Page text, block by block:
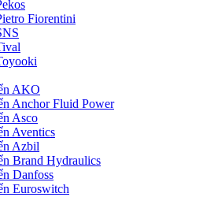
Fiorentini
AKO
Anchor Fluid Power
Asco
Aventics
Azbil
Brand Hydraulics
Danfoss
Euroswitch